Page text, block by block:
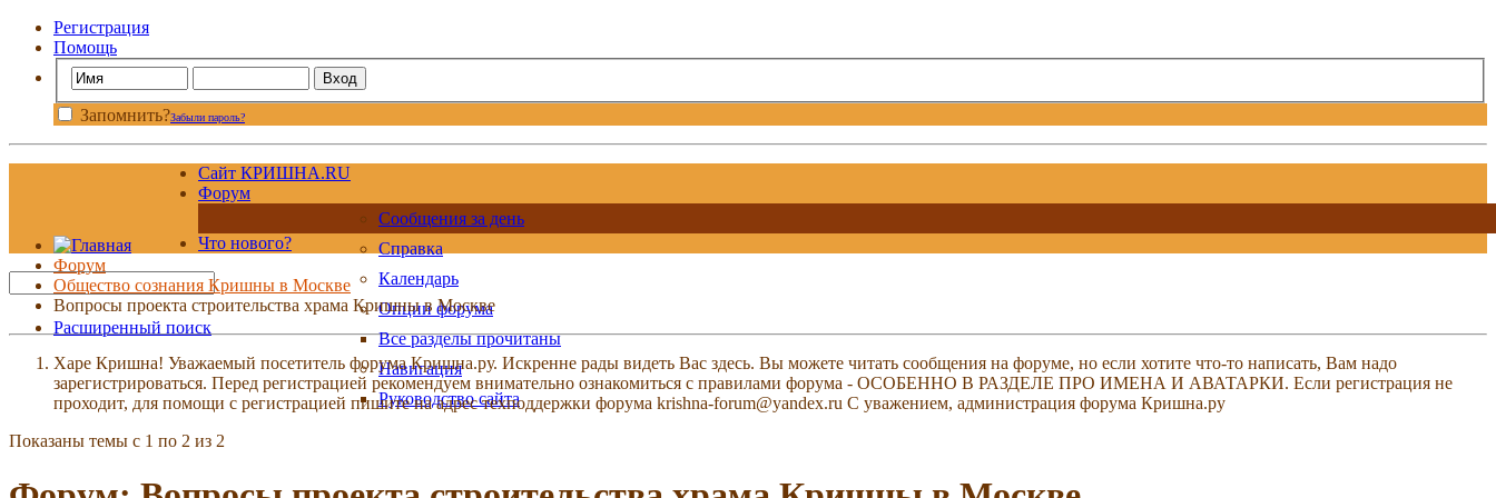
Регистрация
Помощь
Запомнить?Забыли пароль?
Сайт КРИШНА.RU
Форум
Сообщения за день
Справка
Календарь
Опции форума
Все разделы прочитаны
Навигация
Руководство сайта
Что нового?
Расширенный поиск
Форум
Общество сознания Кришны в Москве
Вопросы проекта строительства храма Кришны в Москве
Харе Кришна! Уважаемый посетитель форума Кришна.ру. Искренне рады видеть Вас здесь. Вы можете читать сообщения на форуме, но если хотите что-то написать, Вам надо
зарегистрироваться. Перед регистрацией рекомендуем внимательно ознакомиться с правилами форума - ОСОБЕННО В РАЗДЕЛЕ ПРО ИМЕНА И АВАТАРКИ. Если регистрация не
проходит, для помощи с регистрацией пишите на адрес техподдержки форума krishna-forum@yandex.ru С уважением, администрация форума Кришна.ру
Показаны темы с 1 по 2 из 2